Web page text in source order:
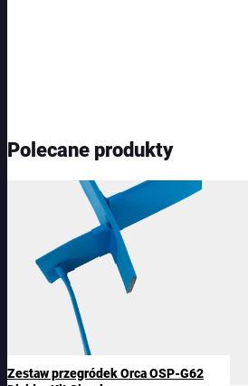
Polecane produkty
Zestaw przegródek Orca OSP-G62